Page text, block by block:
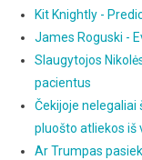
Kit Knightly -
James Roguski -
Slaugytojos
pacientus
Čekijoje
pluošto atliekos iš
Ar Trumpas